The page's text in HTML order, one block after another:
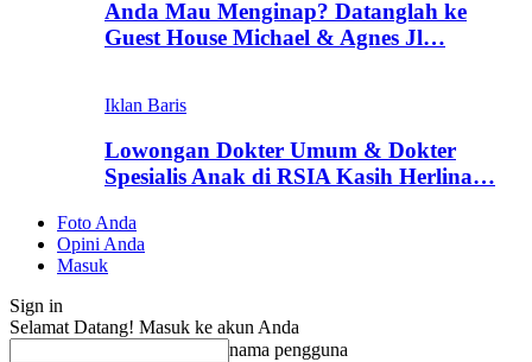
Anda Mau Menginap? Datanglah ke
Guest House Michael & Agnes Jl…
Iklan Baris
Lowongan Dokter Umum & Dokter
Spesialis Anak di RSIA Kasih Herlina…
Foto Anda
Opini Anda
Masuk
Sign in
Selamat Datang! Masuk ke akun Anda
nama pengguna